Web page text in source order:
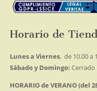
Horario de
Lunes a Viernes, de 10.00 a
Sábado y Domingo: Cerrado
HORARIO de VERANO (del